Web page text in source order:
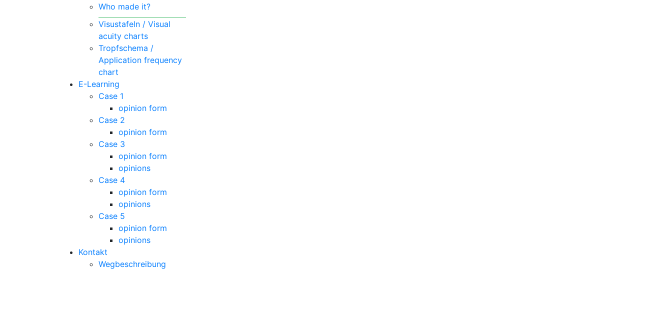
Who made it?
Visustafeln / Visual
acuity charts
Tropfschema /
Application frequency
chart
E-Learning
Case 1
opinion form
Case 2
opinion form
Case 3
opinion form
opinions
Case 4
opinion form
opinions
Case 5
opinion form
opinions
Kontakt
Wegbeschreibung